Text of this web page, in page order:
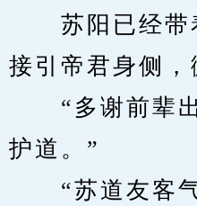
苏阳已经带
接引帝君身侧，
“多谢前辈出
护道。”
“苏道友客气